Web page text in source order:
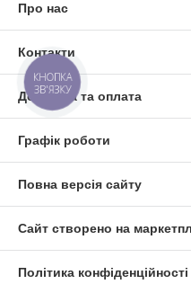
Про нас
Контакти
Доставка та оплата
Графік роботи
Повна версія сайту
Сайт створено на
Політика конфіденційності
КНОПКА
ЗВ'ЯЗКУ